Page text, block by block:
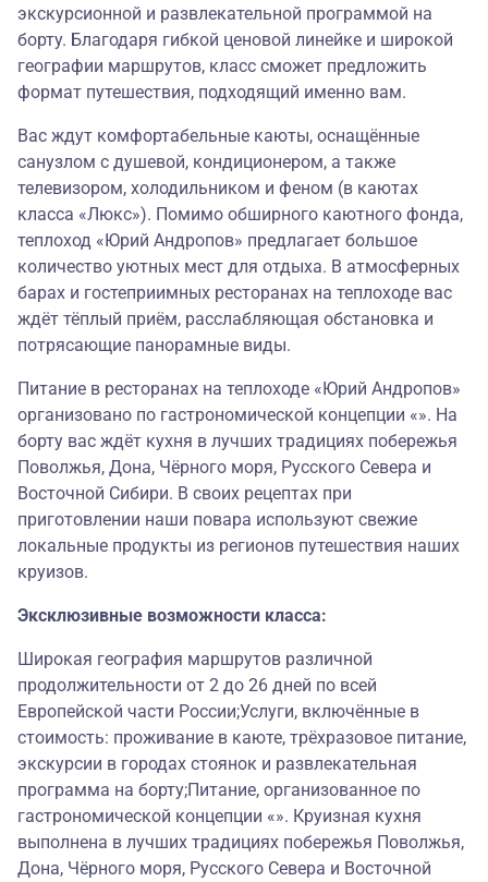
экскурсионной и развлекательной программой на
борту. Благодаря гибкой ценовой линейке и широкой
географии маршрутов, класс сможет предложить
формат путешествия, подходящий именно вам.
Вас ждут комфортабельные каюты, оснащённые
санузлом с душевой, кондиционером, а также
телевизором, холодильником и феном (в каютах
класса «Люкс»). Помимо обширного каютного фонда,
теплоход «Юрий Андропов» предлагает большое
количество уютных мест для отдыха. В атмосферных
барах и гостеприимных ресторанах на теплоходе вас
ждёт тёплый приём, расслабляющая обстановка и
потрясающие панорамные виды.
Питание в ресторанах на теплоходе «Юрий Андропов»
организовано по гастрономической концепции «». На
борту вас ждёт кухня в лучших традициях побережья
Поволжья, Дона, Чёрного моря, Русского Севера и
Восточной Сибири. В своих рецептах при
приготовлении наши повара используют свежие
локальные продукты из регионов путешествия наших
круизов.
Эксклюзивные возможности класса:
Широкая география маршрутов различной
продолжительности от 2 до 26 дней по всей
Европейской части России;Услуги, включённые в
стоимость: проживание в каюте, трёхразовое питание,
экскурсии в городах стоянок и развлекательная
программа на борту;Питание, организованное по
гастрономической концепции «». Круизная кухня
выполнена в лучших традициях побережья Поволжья,
Дона, Чёрного моря, Русского Севера и Восточной